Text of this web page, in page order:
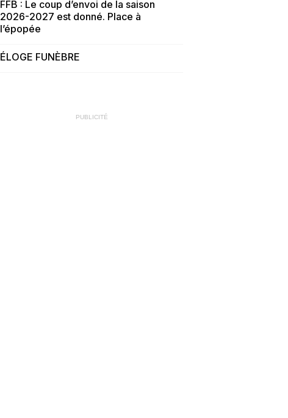
FFB : Le coup d’envoi de la saison
2026-2027 est donné. Place à
l’épopée
ÉLOGE FUNÈBRE
PUBLICITÉ